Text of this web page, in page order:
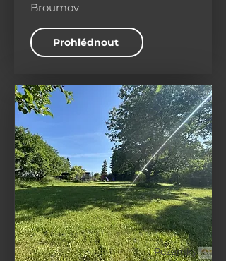
Broumov
Prohlédnout
Pozemky